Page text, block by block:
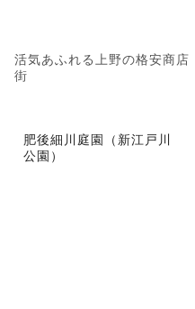
活気あふれる上野の格安商店
街
肥後細川庭園（新江戸川
公園）